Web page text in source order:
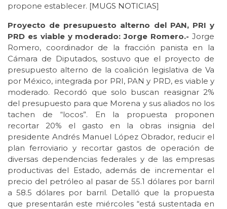
propone establecer. [MUGS NOTICIAS]
Proyecto de presupuesto alterno del PAN, PRI y
PRD es viable y moderado: Jorge Romero.- Jorge
Romero, coordinador de la fracción panista en la
Cámara de Diputados, sostuvo que el proyecto de
presupuesto alterno de la coalición legislativa de Va
por México, integrada por PRI, PAN y PRD, es viable y
moderado. Recordó que solo buscan reasignar 2%
del presupuesto para que Morena y sus aliados no los
tachen de “locos”. En la propuesta proponen
recortar 20% el gasto en la obras insignia del
presidente Andrés Manuel López Obrador, reducir el
plan ferroviario y recortar gastos de operación de
diversas dependencias federales y de las empresas
productivas del Estado, además de incrementar el
precio del petróleo al pasar de 55.1 dólares por barril
a 58.5 dólares por barril. Detalló que la propuesta
que presentarán este miércoles “está sustentada en